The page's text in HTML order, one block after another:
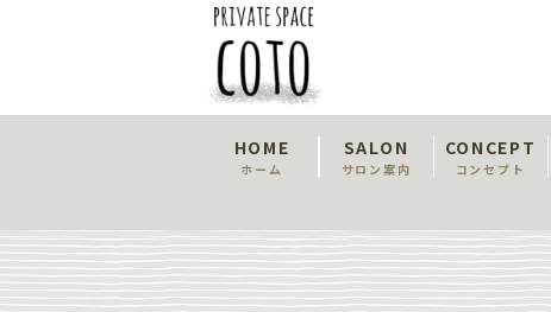
HOME
ホーム
SALON
サロン案内
CONCEPT
コンセプト